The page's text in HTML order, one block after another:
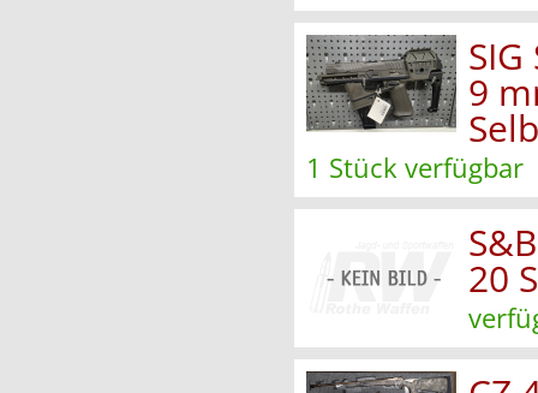
9
1 Stück verfügbar
20